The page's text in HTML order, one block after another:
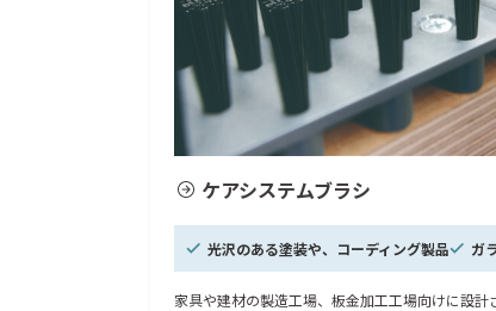
ケアシステムブラシ
光沢のある塗装や、コーディング製品 ガ
家具や建材の製造工場、板金加工工場向けに設